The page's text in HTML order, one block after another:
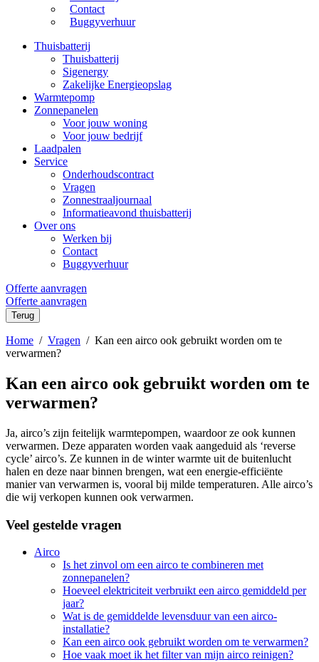
Contact
Buggyverhuur
Thuisbatterij
Thuisbatterij
Sigenergy
Zakelijke Energieopslag
Warmtepomp
Zonnepanelen
Voor jouw woning
Voor jouw bedrijf
Laadpalen
Service
Onderhoudscontract
Vragen
Zonnestraaljournaal
Informatieavond thuisbatterij
Over ons
Werken bij
Contact
Buggyverhuur
Offerte aanvragen
Offerte aanvragen
Terug
Home / Vragen / Kan een airco ook gebruikt worden om te
verwarmen?
Kan een airco ook gebruikt worden om te
verwarmen?
Ja, airco’s zijn feitelijk warmtepompen, waardoor ze ook kunnen
verwarmen. Deze apparaten worden vaak aangeduid als ‘reverse
cycle’ airco’s. Ze kunnen in de winter warmte uit de buitenlucht
halen en deze naar binnen brengen, wat een energie-efficiënte
manier van verwarmen is, vooral bij milde temperaturen. Alle airco’s
die wij verkopen kunnen ook verwarmen.
Veel gestelde vragen
Airco
Is het zinvol om een airco te combineren met
zonnepanelen?
Hoeveel elektriciteit verbruikt een airco gemiddeld per
jaar?
Wat is de gemiddelde levensduur van een airco-
installatie?
Kan een airco ook gebruikt worden om te verwarmen?
Hoe vaak moet ik het filter van mijn airco reinigen?